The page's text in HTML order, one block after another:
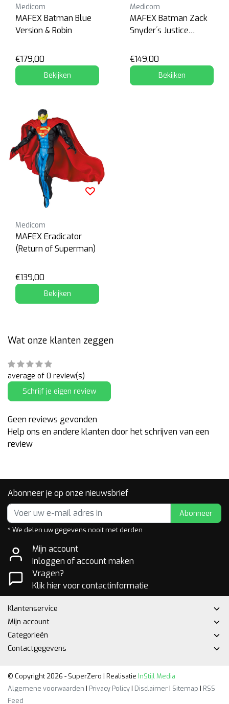
Medicom
MAFEX Batman Blue
Version & Robin
€179,00
Bekijken
Medicom
MAFEX Batman Zack
Snyder´s Justice
€149,00
Bekijken
Medicom
MAFEX Eradicator
(Return of Superman)
€139,00
Bekijken
Wat onze klanten zeggen
average of 0 review(s)
Schrijf je eigen review
Geen reviews gevonden
Help ons en andere klanten door het schrijven van een
review
Abonneer je op onze nieuwsbrief
Abonneer
* We delen uw gegevens nooit met derden
Mijn account
Inloggen of account maken
Vragen?
Klik hier voor contactinformatie
Klantenservice
Mijn account
Categorieën
Contactgegevens
© Copyright 2026 - SuperZero | Realisatie InStijl Media
Algemene voorwaarden | Privacy Policy| Disclaimer| Sitemap | RSS
Feed